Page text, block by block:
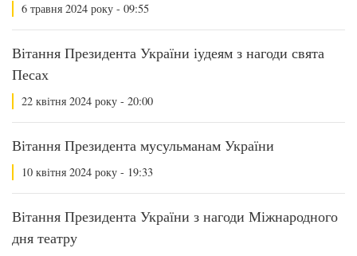
6 травня 2024 року - 09:55
Вітання Президента України іудеям з нагоди свята
Песах
22 квітня 2024 року - 20:00
Вітання Президента мусульманам України
10 квітня 2024 року - 19:33
Вітання Президента України з нагоди Міжнародного
дня театру